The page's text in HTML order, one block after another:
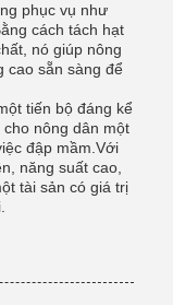
phục vụ như
cách tách hạt
nó giúp nông
cao sẵn sàng để
tiến bộ đáng kể
nông dân một
đập mầm.Với
năng suất cao,
tài sản có giá trị